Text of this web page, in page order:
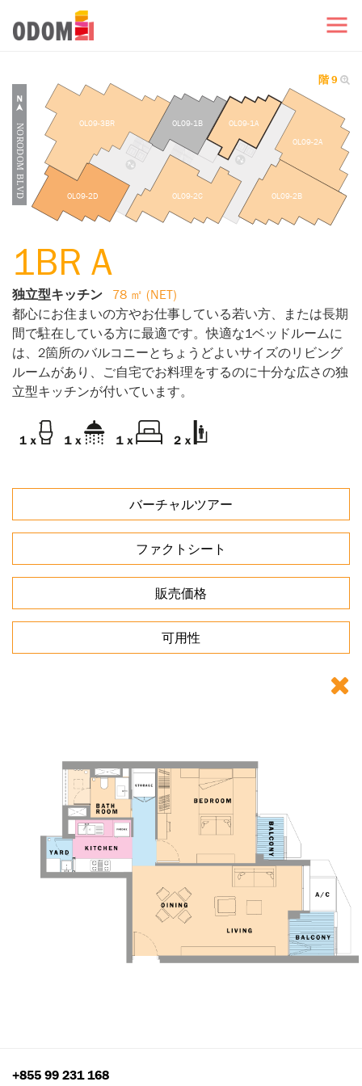
階 9
OL09-2D
OL09-1B
OL09-2C
OL09-1A
OL09-3BR
OL09-2A
OL09-2B
1BR A
独立型キッチン
78 ㎡ (NET)
都心にお住まいの方やお仕事している若い方、または長期
間で駐在している方に最適です。快適な1ベッドルームに
は、2箇所のバルコニーとちょうどよいサイズのリビング
ルームがあり、ご自宅でお料理をするのに十分な広さの独
立型キッチンが付いています。
バーチャルツアー
ファクトシート
販売価格
可用性
+855 99 231 168